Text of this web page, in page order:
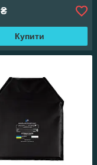
₴
Купити